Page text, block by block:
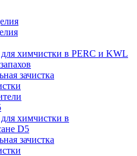
для химчистки в PERC и KWL
зачистка
химчистки в
D5
зачистка